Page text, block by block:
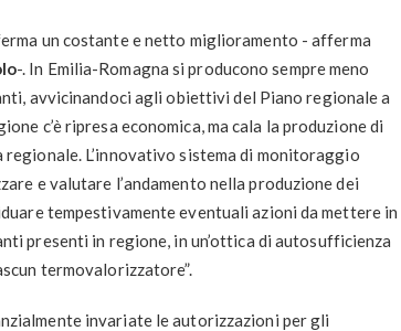
un costante e netto miglioramento - afferma
-. In Emilia-Romagna si producono sempre meno
avvicinandoci agli obiettivi del Piano regionale a
c’è ripresa economica, ma cala la produzione di
L’innovativo sistema di monitoraggio
e valutare l’andamento nella produzione dei
tempestivamente eventuali azioni da mettere in
presenti in regione, in un’ottica di autosufficienza
termovalorizzatore”.
invariate le autorizzazioni per gli